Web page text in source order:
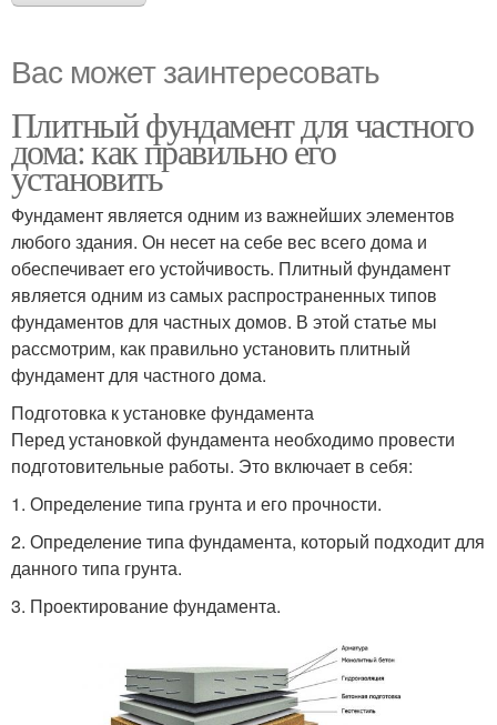
Вас может заинтересовать
Плитный фундамент для частного
дома: как правильно его
установить
Фундамент является одним из важнейших элементов
любого здания. Он несет на себе вес всего дома и
обеспечивает его устойчивость. Плитный фундамент
является одним из самых распространенных типов
фундаментов для частных домов. В этой статье мы
рассмотрим, как правильно установить плитный
фундамент для частного дома.
Подготовка к установке фундамента
Перед установкой фундамента необходимо провести
подготовительные работы. Это включает в себя:
1. Определение типа грунта и его прочности.
2. Определение типа фундамента, который подходит для
данного типа грунта.
3. Проектирование фундамента.